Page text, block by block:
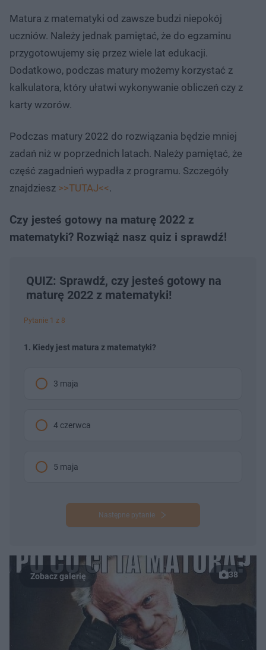
Matura z matematyki od zawsze budzi niepokój
uczniów. Należy jednak pamiętać, że do egzaminu
przygotowujemy się przez wiele lat edukacji.
Dodatkowo, podczas matury możemy korzystać z
kalkulatora, który ułatwi wykonywanie obliczeń czy z
karty wzorów.
Podczas matury 2022 do rozwiązania będzie mniej
zadań niż w poprzednich latach. Należy pamiętać, że
część zagadnień wypadła z programu. Szczegóły
znajdziesz >>TUTAJ<<.
Czy jesteś gotowy na maturę 2022 z
matematyki? Rozwiąż nasz quiz i sprawdź!
QUIZ: Sprawdź, czy jesteś gotowy na
maturę 2022 z matematyki!
Pytanie 1 z 8
1. Kiedy jest matura z matematyki?
3 maja
4 czerwca
5 maja
Następne pytanie
38